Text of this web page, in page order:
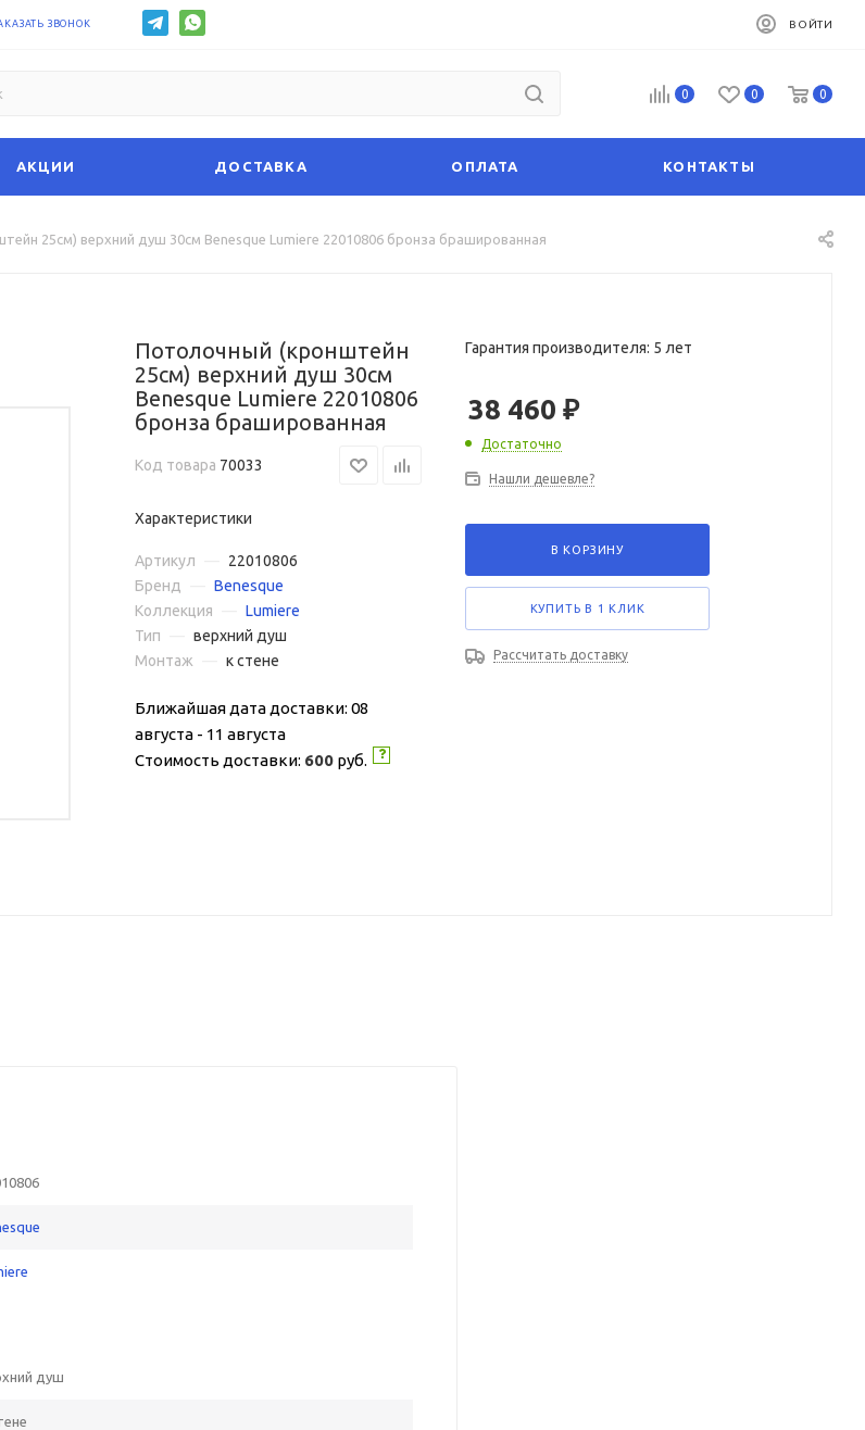
ЗВОНОК ВОЙТИ
0 0 0
АКЦИИ ДОСТАВКА ОПЛАТА КОНТАКТЫ
25см) верхний душ 30см Benesque Lumiere 22010806 бронза брашированная
Потолочный (кронштейн
25см) верхний душ 30см
Benesque Lumiere 22010806
бронза брашированная
Код товара 70033
Характеристики
Артикул
22010806
Бренд
Benesque
Коллекция
Lumiere
Тип
верхний душ
Монтаж
к стене
Ближайшая дата доставки: 08
августа - 11 августа
Стоимость доставки: 600 руб.
Гарантия производителя: 5 лет
38 460 ₽
Достаточно
Нашли дешевле?
В КОРЗИНУ
КУПИТЬ В 1 КЛИК
Рассчитать доставку
душ